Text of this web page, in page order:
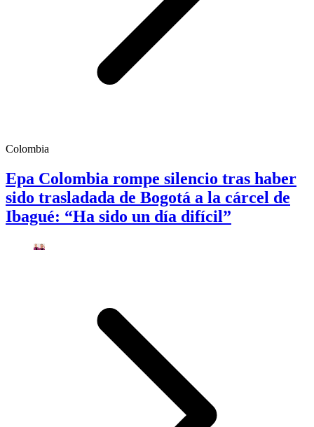
Colombia
Epa Colombia rompe silencio tras haber
sido trasladada de Bogotá a la cárcel de
Ibagué: “Ha sido un día difícil”